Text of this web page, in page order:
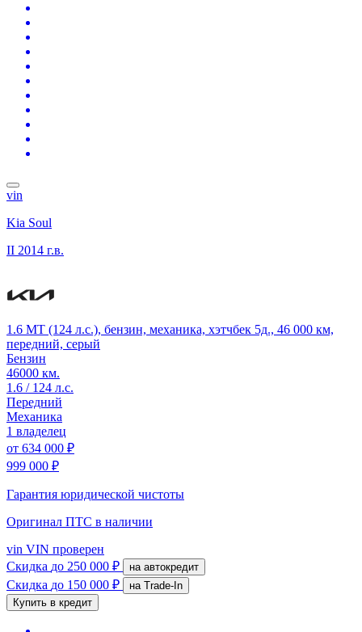
vin
Kia Soul
II 2014 г.в.
1.6 MT (124 л.с.), бензин, механика, хэтчбек 5д., 46 000 км,
передний, серый
Бензин
46000 км.
1.6 / 124 л.с.
Передний
Механика
1 владелец
от 634 000 ₽
999 000 ₽
Гарантия юридической чистоты
Оригинал ПТС в наличии
vin VIN проверен
Скидка до 250 000 ₽ на автокредит
Скидка до 150 000 ₽
на Trade-In
Купить в кредит